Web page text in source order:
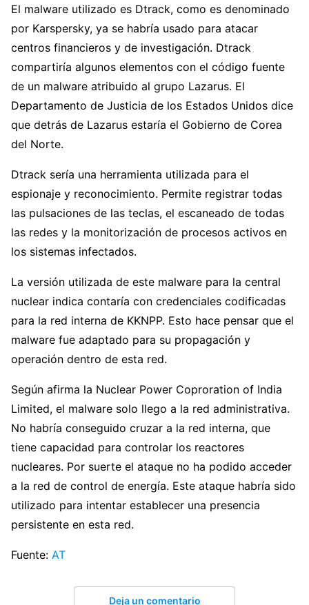
El malware utilizado es Dtrack, como es denominado
por Karspersky, ya se habría usado para atacar
centros financieros y de investigación. Dtrack
compartiría algunos elementos con el código fuente
de un malware atribuido al grupo Lazarus. El
Departamento de Justicia de los Estados Unidos dice
que detrás de Lazarus estaría el Gobierno de Corea
del Norte.
Dtrack sería una herramienta utilizada para el
espionaje y reconocimiento. Permite registrar todas
las pulsaciones de las teclas, el escaneado de todas
las redes y la monitorización de procesos activos en
los sistemas infectados.
La versión utilizada de este malware para la central
nuclear indica contaría con credenciales codificadas
para la red interna de KKNPP. Esto hace pensar que el
malware fue adaptado para su propagación y
operación dentro de esta red.
Según afirma la Nuclear Power Coproration of India
Limited, el malware solo llego a la red administrativa.
No habría conseguido cruzar a la red interna, que
tiene capacidad para controlar los reactores
nucleares. Por suerte el ataque no ha podido acceder
a la red de control de energía. Este ataque habría sido
utilizado para intentar establecer una presencia
persistente en esta red.
Fuente: AT
Deja un comentario